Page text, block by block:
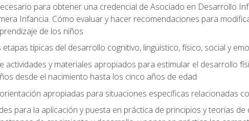
para obtener una credencial de Asociado en Desarrollo
Infancia. Cómo evaluar y hacer recomendaciones para
de los niños
típicas del desarrollo cognitivo, lingüístico, físico, social y
actividades y materiales apropiados para estimular el desarrollo
desde el nacimiento hasta los cinco años de edad
apropiadas para situaciones específicas relacionadas
para la aplicación y puesta en práctica de principios y teorías